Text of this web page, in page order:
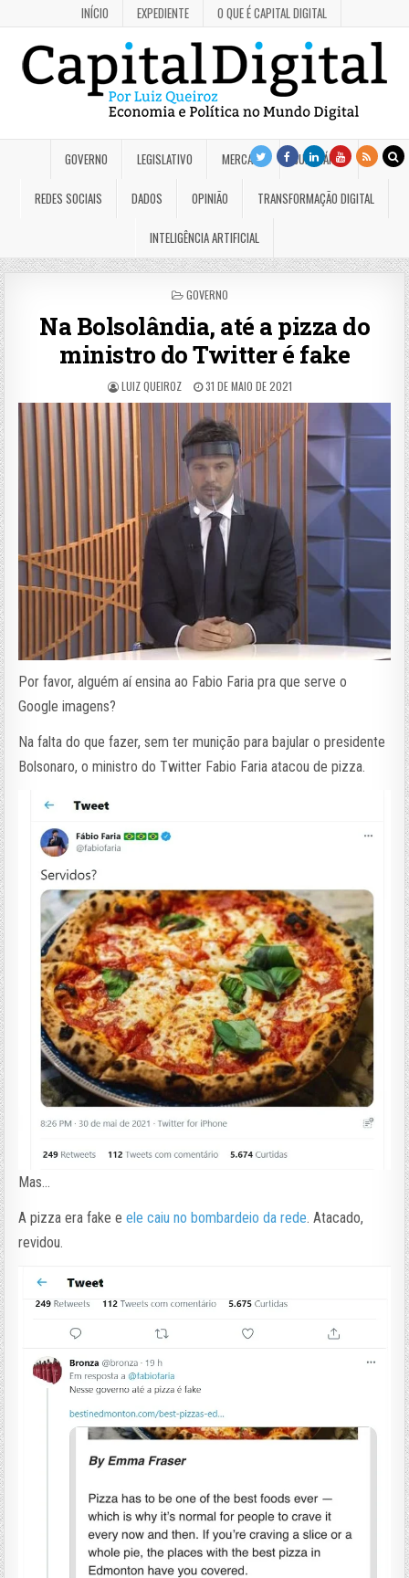
INÍCIO EXPEDIENTE O QUE É CAPITAL DIGITAL
GOVERNO LEGISLATIVO MERCADO JUDICIÁRIO
REDES SOCIAIS DADOS OPINIÃO TRANSFORMAÇÃO DIGITAL
INTELIGÊNCIA ARTIFICIAL
POSTED
GOVERNO
Na Bolsolândia, até a pizza do
ministro do Twitter é fake
LUIZ QUEIROZ 31 DE MAIO DE 2021
Por favor, alguém aí ensina ao Fabio Faria pra que serve o
Google imagens?
Na falta do que fazer, sem ter munição para bajular o presidente
Bolsonaro, o ministro do Twitter Fabio Faria atacou de pizza.
Mas…
A pizza era fake eele caiu no bombardeio da rede. Atacado,
revidou.